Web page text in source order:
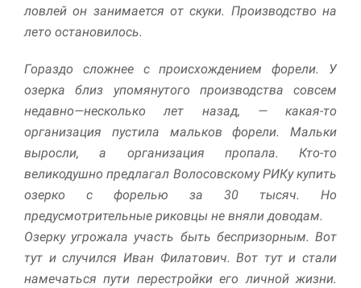
ловлей он занимается от скуки. Производство на
лето остановилось.
Гораздо сложнее с происхождением форели. У
озерка близ упомянутого производства совсем
недавно—несколько лет назад, — какая-то
организация пустила мальков форели. Мальки
выросли, а организация пропала. Кто-то
великодушно предлагал Волосовскому РИКу купить
озерко с форелью за 30 тысяч. Но
предусмотрительные риковцы не вняли доводам.
Озерку угрожала участь быть беспризорным. Вот
тут и случился Иван Филатович. Вот тут и стали
намечаться пути перестройки его личной жизни.
используется.
Пользовательский
опыт
Для обеспечения
максимально
эффективной работы
нашего сайта во
время вашего
посещения, отказ от
использования этих
файлов cookie
приведет к
исчезновению
некоторых функций
сайта.